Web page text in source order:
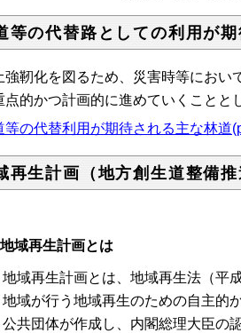
等の代替路としての利用が
強靭化を図るため、災害時等におい
点的かつ計画的に進めていくことと
等の代替利用が期待される主な林道
再生計画（地方創生道整備
地域再生計画とは
地域再生計画とは、地域再生法（平
地域が行う地域再生のための自主的
公共団体が作成し、内閣総理大臣の